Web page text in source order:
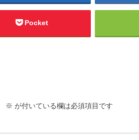
Pocket
※ が付いている欄は必須項目です